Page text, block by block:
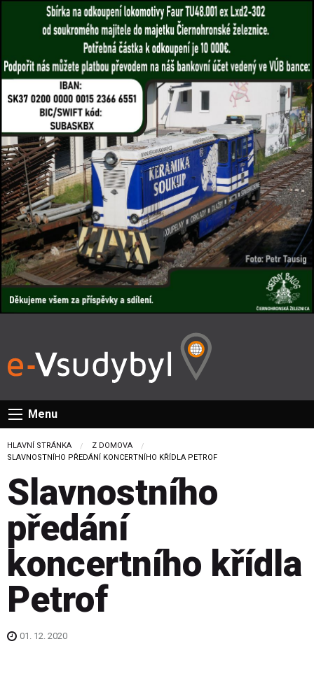
Menu
HLAVNÍ STRÁNKA
Z DOMOVA
CURRENT:
SLAVNOSTNÍHO PŘEDÁNÍ KONCERTNÍHO KŘÍDLA PETROF
Slavnostního
předání
koncertního křídla
Petrof
01. 12. 2020